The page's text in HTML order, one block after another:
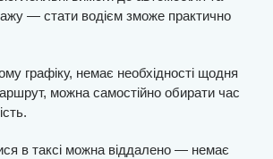
— стати водієм зможе практично
графіку, немає необхідності щодня
можна самостійно обирати час
в таксі можна віддалено — немає